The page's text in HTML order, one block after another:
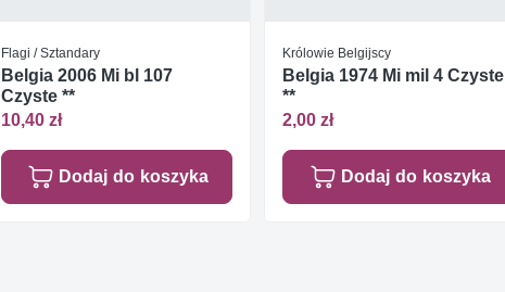
Flagi / Sztandary
Belgia 2006 Mi bl 107
Czyste **
10,40 zł
Dodaj do koszyka
Królowie Belgijscy
Belgia 1974 Mi mil 4 Czyste
**
2,00 zł
Dodaj do koszyka